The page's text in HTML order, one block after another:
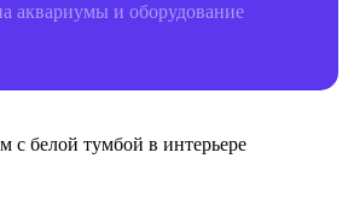
аквариумы и оборудование